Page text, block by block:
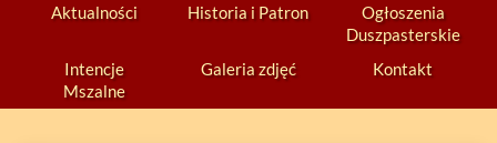
Aktualności Historia i Patron
Ogłoszenia
Duszpasterskie
Intencje
Mszalne
Galeria zdjęć Kontakt